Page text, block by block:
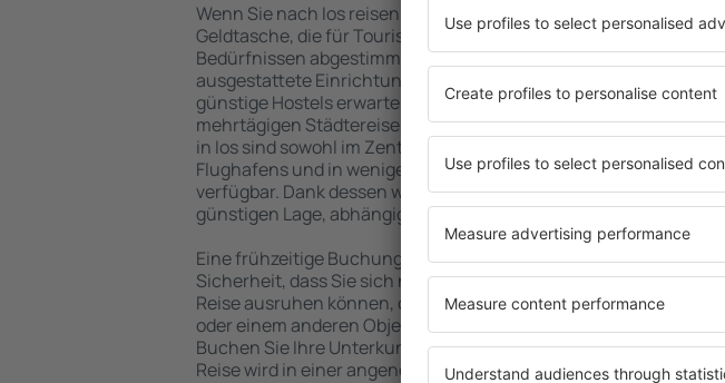
Wenn Sie nach Ios reisen, finden Sie Unterkünfte für jede
Geldtasche, die für Touristen mit unterschiedlichen
Bedürfnissen abgestimmt sind. Geräumige und komfortabel
ausgestattete Einrichtungen mit vielen Annehmlichkeiten und
günstige Hostels erwarten die Besucher, wo sie während einer
mehrtägigen Städtereise übernachten können. Die Unterkünfte
in Ios sind sowohl im Zentrum als auch in der Nähe des
Flughafens und in weniger beliebten Stadtteilen oder Regionen
verfügbar. Dank dessen wählen Sie eine Unterkunft in Ios in einer
günstigen Lage, abhängig von Ihren weiteren Vorhaben.
Eine frühzeitige Buchung der Unterkunft in Ios gibt die
Sicherheit, dass Sie sich nach dem Erreichen des Ziels nach der
Reise ausruhen können, ohne nach einem Hotel, einer Wohnung
oder einem anderen Objekt für Reisende suchen zu müssen.
Buchen Sie Ihre Unterkunft vor dem Besuch von Ios und Ihre
Reise wird in einer angenehmeren Atmosphäre verlaufen.